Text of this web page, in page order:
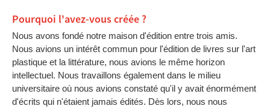
Pourquoi l'avez-vous créée ?
Nous avons fondé notre maison d'édition entre trois amis.
Nous avions un intérêt commun pour l'édition de livres sur l'art
plastique et la littérature, nous avions le même horizon
intellectuel. Nous travaillons également dans le milieu
universitaire où nous avions constaté qu'il y avait énormément
d'écrits qui n'étaient jamais édités. Dès lors, nous nous